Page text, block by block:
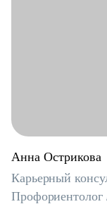
Анна Острикова
Карьерный
Профориентолог